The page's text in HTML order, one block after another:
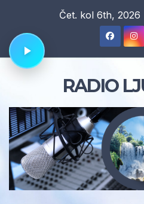
content
Čet. kol 6th, 2026
RADIO